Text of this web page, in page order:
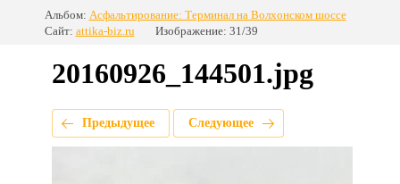
Альбом: Асфальтирование: Терминал на Волхонском шоссе
Сайт: attika-biz.ru Изображение: 31/39
20160926_144501.jpg
Предыдущее Следующее